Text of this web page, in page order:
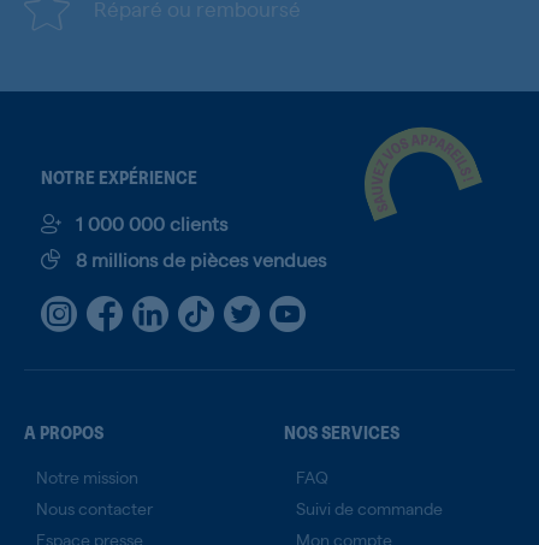
Réparé ou remboursé
NOTRE EXPÉRIENCE
1 000 000 clients
8 millions de pièces vendues
A PROPOS
Notre mission
Nous contacter
Espace presse
NOS SERVICES
FAQ
Suivi de commande
Mon compte